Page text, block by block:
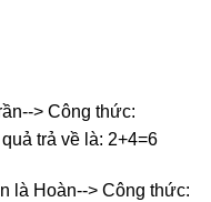
> Công thức:
trả về là: 2+4=6
là Hoàn--> Công thức: